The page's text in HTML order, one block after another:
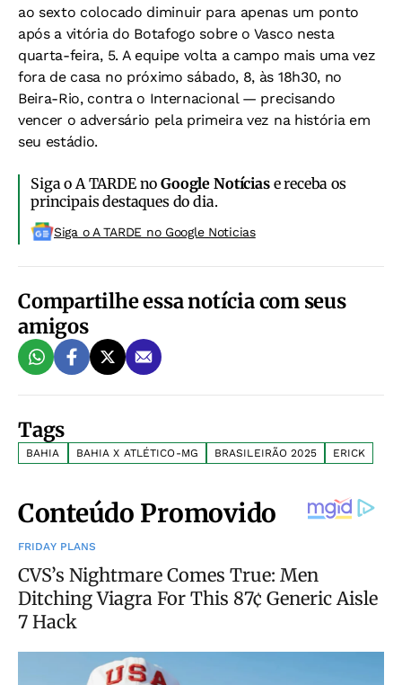
ao sexto colocado diminuir para apenas um ponto
após a vitória do Botafogo sobre o Vasco nesta
quarta-feira, 5. A equipe volta a campo mais uma vez
fora de casa no próximo sábado, 8, às 18h30, no
Beira-Rio, contra o Internacional — precisando
vencer o adversário pela primeira vez na história em
seu estádio.
Siga o A TARDE noGoogle Notíciase receba os
principais destaques do dia.
Siga o A TARDE no Google Noticias
Compartilhe essa notícia com seus
amigos
Tags
BAHIA BAHIA X ATLÉTICO-MG BRASILEIRÃO 2025 ERICK